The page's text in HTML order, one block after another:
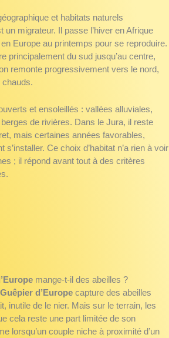
et habitats naturels
un migrateur. Il passe l’hiver en Afrique
Europe au printemps pour se reproduire.
principalement du sud jusqu’au centre,
remonte progressivement vers le nord,
et ensoleillés : vallées alluviales,
de rivières. Dans le Jura, il reste
mais certaines années favorables,
Ce choix d’habitat n’a rien à voir
; il répond avant tout à des critères
mange-t-il des abeilles ?
Guêpier d’Europe capture des abeilles
inutile de le nier. Mais sur le terrain, les
cela reste une part limitée de son
lorsqu’un couple niche à proximité d’un